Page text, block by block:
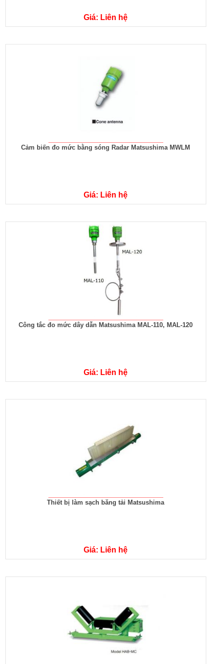
Giá: Liên hệ
Cảm biến đo mức bằng sóng Radar Matsushima MWLM
Giá: Liên hệ
Công tắc đo mức dây dẫn Matsushima MAL-110, MAL-120
Giá: Liên hệ
Thiết bị làm sạch băng tải Matsushima
Giá: Liên hệ